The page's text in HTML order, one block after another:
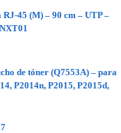
45 (M) – 90 cm – UTP –
de tóner (Q7553A) – para
P2014n, P2015, P2015d,